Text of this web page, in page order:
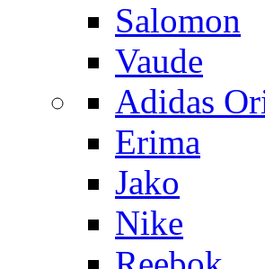
Salomon
Vaude
Adidas
Erima
Jako
Nike